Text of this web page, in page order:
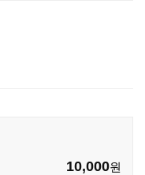
10,000원